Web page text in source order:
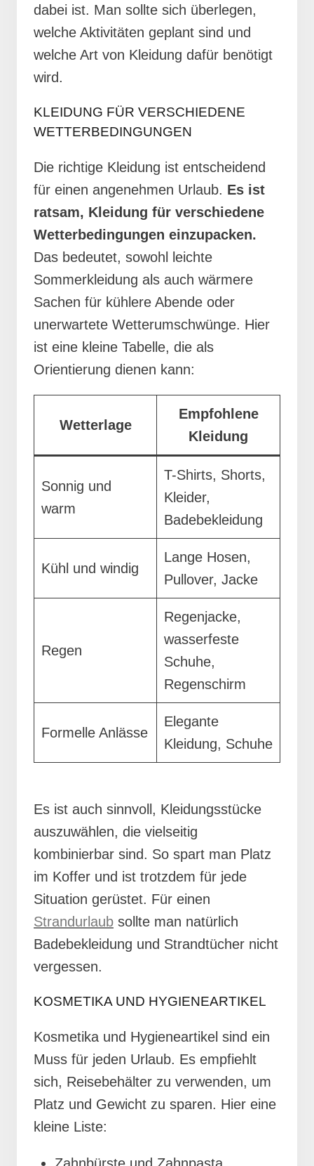
dabei ist. Man sollte sich überlegen,
welche Aktivitäten geplant sind und
welche Art von Kleidung dafür benötigt
wird.
KLEIDUNG FÜR VERSCHIEDENE
WETTERBEDINGUNGEN
Die richtige Kleidung ist entscheidend
für einen angenehmen Urlaub. Es ist
ratsam, Kleidung für verschiedene
Wetterbedingungen einzupacken.
Das bedeutet, sowohl leichte
Sommerkleidung als auch wärmere
Sachen für kühlere Abende oder
unerwartete Wetterumschwünge. Hier
ist eine kleine Tabelle, die als
Orientierung dienen kann:
Wetterlage
Empfohlene
Kleidung
Sonnig und
warm
T-Shirts, Shorts,
Kleider,
Badebekleidung
Kühl und windig
Lange Hosen,
Pullover, Jacke
Regen
Regenjacke,
wasserfeste
Schuhe,
Regenschirm
Formelle Anlässe
Elegante
Kleidung, Schuhe
Es ist auch sinnvoll, Kleidungsstücke
auszuwählen, die vielseitig
kombinierbar sind. So spart man Platz
im Koffer und ist trotzdem für jede
Situation gerüstet. Für einen
Strandurlaub sollte man natürlich
Badebekleidung und Strandtücher nicht
vergessen.
KOSMETIKA UND HYGIENEARTIKEL
Kosmetika und Hygieneartikel sind ein
Muss für jeden Urlaub. Es empfiehlt
sich, Reisebehälter zu verwenden, um
Platz und Gewicht zu sparen. Hier eine
kleine Liste: